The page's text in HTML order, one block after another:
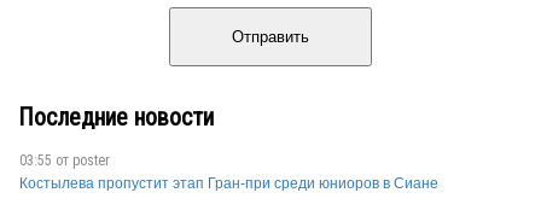
Отправить
Последние новости
03:55 от poster
Костылева пропустит этап Гран-при среди юниоров в Сиане